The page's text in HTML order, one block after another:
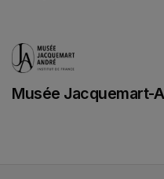
Musée Jacquemart-